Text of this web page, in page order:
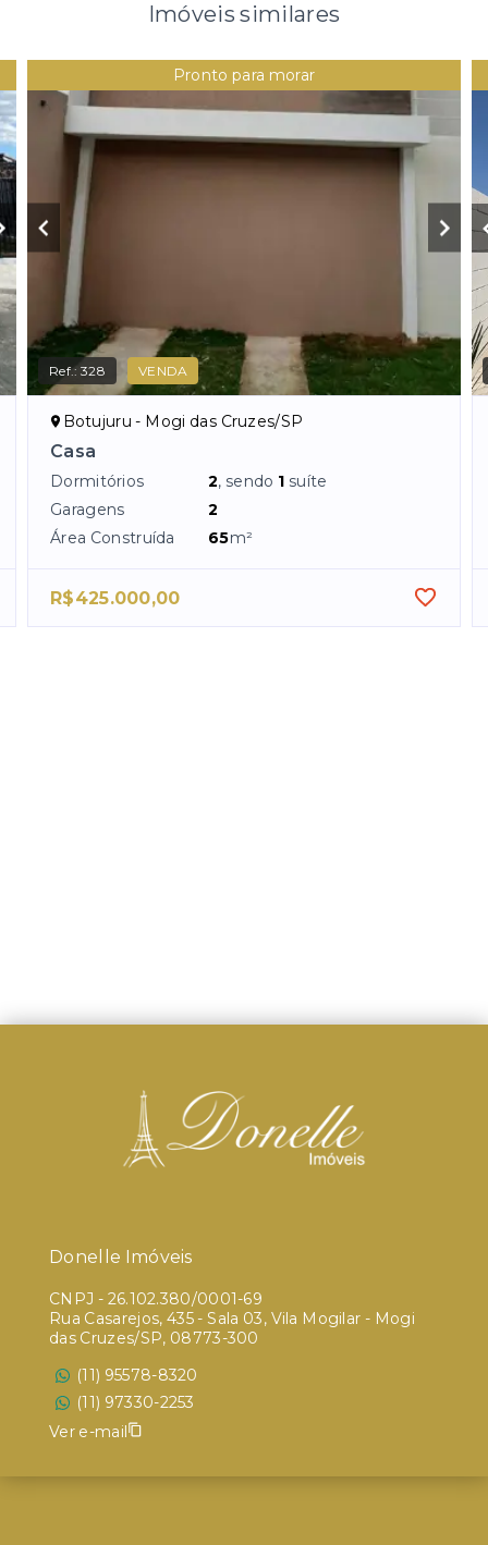
Imóveis similares
Pronto para morar
Ref.:328 VENDA
Botujuru - Mogi das Cruzes/SP
Casa
Dormitórios 2, sendo 1 suíte
Garagens
2
Área Construída
65m²
R$425.000,00
Donelle Imóveis
CNPJ - 26.102.380/0001-69
Rua Casarejos, 435 - Sala 03, Vila Mogilar - Mogi
das Cruzes/SP, 08773-300
(11) 95578-8320
(11) 97330-2253
Ver e-mail